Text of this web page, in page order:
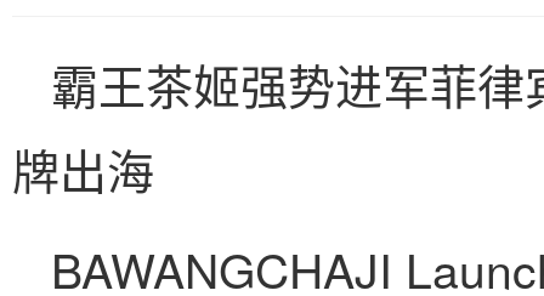
霸王茶姬强势进军菲
牌出海
BAWANGCHAJI